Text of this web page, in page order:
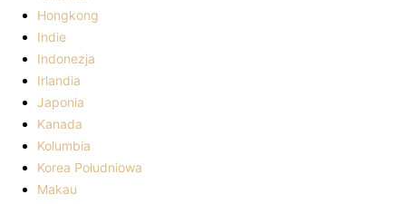
Hongkong
Indie
Indonezja
Irlandia
Japonia
Kanada
Kolumbia
Korea Południowa
Makau